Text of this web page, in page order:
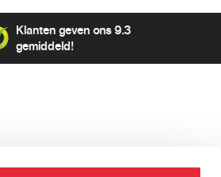
Klanten geven ons 9.3
gemiddeld!
Categorieën